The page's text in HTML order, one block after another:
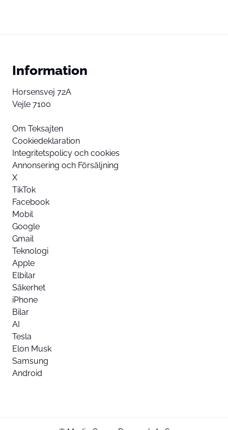
Information
Horsensvej 72A
Vejle 7100
Om Teksajten
Cookiedeklaration
Integritetspolicy och cookies
Annonsering och Försäljning
X
TikTok
Facebook
Mobil
Google
Gmail
Teknologi
Apple
Elbilar
Säkerhet
iPhone
Bilar
AI
Tesla
Elon Musk
Samsung
Android